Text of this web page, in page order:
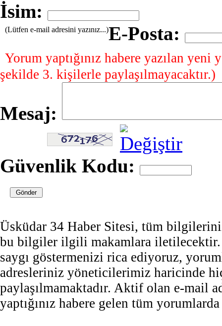
İsim:
E-Posta:
(Lütfen e-mail adresini yazınız...)
Yorum yaptığınız habere yazılan
şekilde 3. kişilerle paylaşılmayacaktır.)
Mesaj:
Güvenlik Kodu:
Üsküdar 34 Haber Sitesi, tüm
bu bilgiler ilgili makamlara iletilecektir.
saygı göstermenizi rica ediyoruz,
adresleriniz yöneticilerimiz haricinde
paylaşılmamaktadır. Aktif olan e-mail
yaptığınız habere gelen tüm